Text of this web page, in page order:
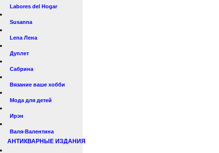
Labores del Hogar
Susanna
Lena Лена
Дуплет
Сабрина
Вязание ваше хобби
Мода для детей
Ирэн
Валя-Валентина
АНТИКВАРНЫЕ ИЗДАНИЯ